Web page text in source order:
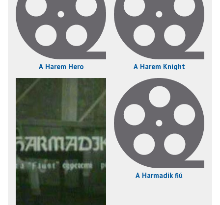
A Harem Hero A Harem Knight
A Harmadik fiú